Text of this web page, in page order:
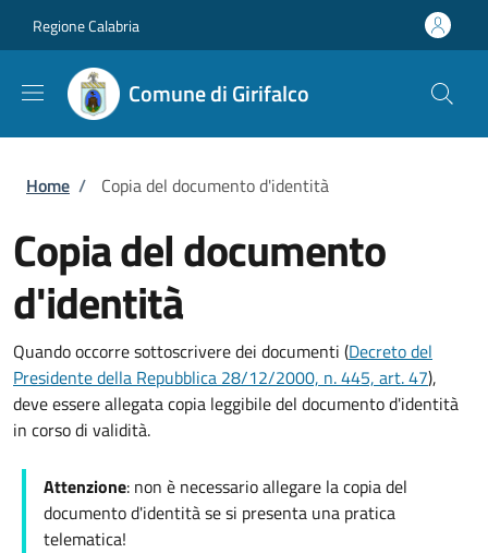
Regione Calabria
Comune di Girifalco
Briciole di pane
Home / Copia del documento d'identità
Copia del documento
d'identità
Quando occorre sottoscrivere dei documenti (Decreto del
Presidente della Repubblica 28/12/2000, n. 445, art. 47),
deve essere allegata copia leggibile del documento d'identità
in corso di validità.
Attenzione: non è necessario allegare la copia del
documento d'identità se si presenta una pratica
telematica!